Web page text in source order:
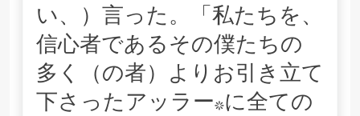
い、）言った。「私たちを、
信心者であるその僕たちの
多く（の者）よりお引き立て
下さったアッラー*に全ての